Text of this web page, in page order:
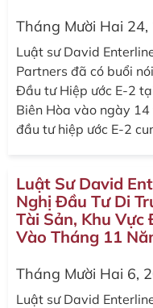
Tháng Mười Hai 24,
Luật sư David
Partners đã có buổi
Đầu tư Hiệp ước E-2
Biên Hòa vào ngày
đầu tư hiệp ước E-2
Luật Sư David
Nghị Đầu Tư Di
Tài Sản, Khu
Vào Tháng 11
Tháng Mười Hai 6,
Luật sư David